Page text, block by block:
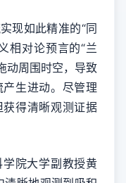
如此精准的“同
相对论预言的“兰
动周围时空，导致
生进动。尽管理
得清晰观测证据
院大学副教授黄